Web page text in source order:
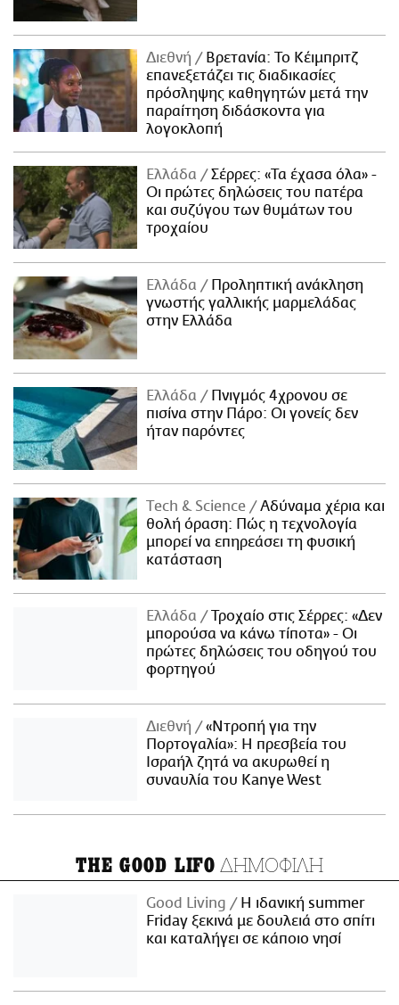
Διεθνή
Βρετανία: Το Κέιμπριτζ
επανεξετάζει τις διαδικασίες
πρόσληψης καθηγητών μετά την
παραίτηση διδάσκοντα για
λογοκλοπή
Ελλάδα
Σέρρες: «Τα έχασα όλα» -
Οι πρώτες δηλώσεις του πατέρα
και συζύγου των θυμάτων του
τροχαίου
Ελλάδα
Προληπτική ανάκληση
γνωστής γαλλικής μαρμελάδας
στην Ελλάδα
Ελλάδα
Πνιγμός 4χρονου σε
πισίνα στην Πάρο: Οι γονείς δεν
ήταν παρόντες
Τech & Science
Αδύναμα χέρια και
θολή όραση: Πώς η τεχνολογία
μπορεί να επηρεάσει τη φυσική
κατάσταση
Ελλάδα
Τροχαίο στις Σέρρες: «Δεν
μπορούσα να κάνω τίποτα» - Οι
πρώτες δηλώσεις του οδηγού του
φορτηγού
Διεθνή
«Ντροπή για την
Πορτογαλία»: Η πρεσβεία του
Ισραήλ ζητά να ακυρωθεί η
συναυλία του Kanye West
THE GOOD LIFO ΔΗΜΟΦΙΛΗ
Good Living
Η ιδανική summer
Friday ξεκινά με δουλειά στο σπίτι
και καταλήγει σε κάποιο νησί